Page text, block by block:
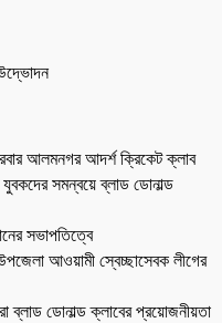
আলমনগর আদর্শ ক্রিকেট ক্লাব
সমন্বয়ে ব্লাড ডোনাল্ড
সভাপতিত্বে
আওয়ামী স্বেচ্ছাসেবক লীগের
ব্লাড ডোনাল্ড ক্লাবের প্রয়োজনীয়তা